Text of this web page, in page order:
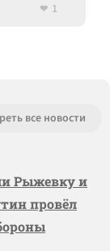
1
все новости
Рыжевку и
провёл